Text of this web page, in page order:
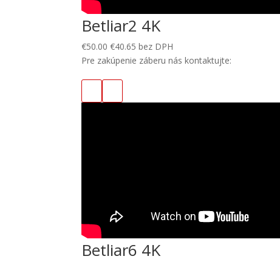
Betliar2 4K
€50.00 €40.65 bez DPH
Pre zakúpenie záberu nás kontaktujte:
Betliar6 4K